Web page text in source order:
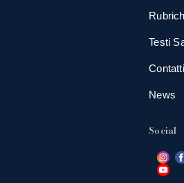
Testi
Contatti
News
Social